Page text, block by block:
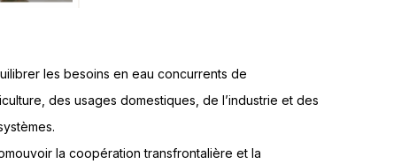
les besoins en eau concurrents de
des usages domestiques, de l’industrie et des
la coopération transfrontalière et la